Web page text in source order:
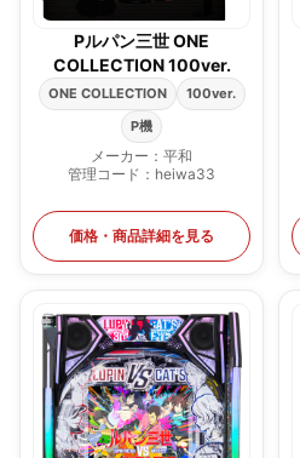
Pルパン三世 ONE
COLLECTION 100ver.
ONE COLLECTION
100ver.
P機
メーカー：平和
管理コード：heiwa33
価格・商品詳細を見る